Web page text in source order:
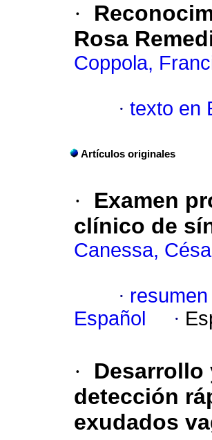
·
Rosa
Coppola,
· texto en
Artículos originales
·
Examen
clínico de
Canessa,
·
Español
·
·
Desarrollo
detección
exudados